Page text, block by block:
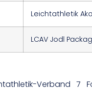
Leichtathletik
LCAV Jodl
Verband 7